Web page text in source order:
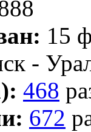
15
-
468
672